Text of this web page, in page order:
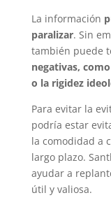
La información
paralizar. Sin
también puede
negativas,
o la rigidez
Para evitar la
podría estar
la comodidad a
largo plazo.
ayudar a
útil y valiosa.